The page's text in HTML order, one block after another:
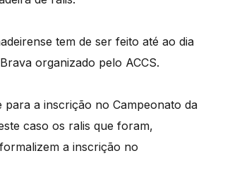
tem de ser feito até ao dia
organizado pelo ACCS.
a inscrição no Campeonato da
caso os ralis que foram,
a inscrição no